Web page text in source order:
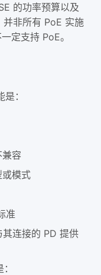
的功率预算以及
并非所有 PoE 实施
定支持 PoE。
：
容
模式
准
连接的 PD 提供